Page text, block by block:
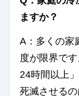
ますか？
A：多くの家
度が限界で
24時間以上
死滅させる